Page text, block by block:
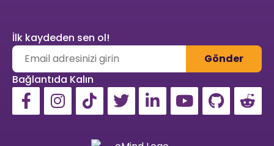
İlk kaydeden sen ol!
Gönder
Bağlantıda Kalın